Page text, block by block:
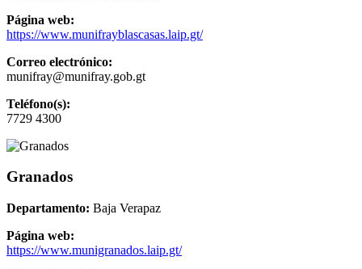
Página web:
https://www.munifrayblascasas.laip.gt/
Correo electrónico:
munifray@munifray.gob.gt
Teléfono(s):
7729 4300
Granados
Departamento: Baja Verapaz
Página web:
https://www.munigranados.laip.gt/